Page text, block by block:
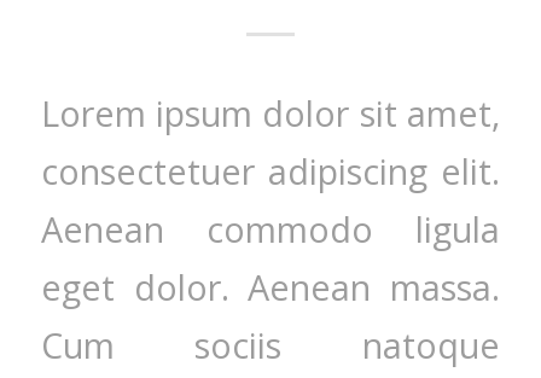
Lorem ipsum dolor sit amet,
consectetuer adipiscing elit.
Aenean commodo ligula
eget dolor. Aenean massa.
Cum sociis natoque